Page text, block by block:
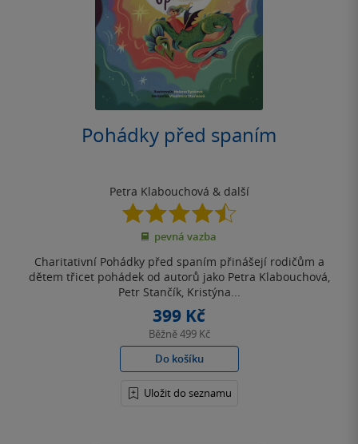
Pohádky před spaním
Petra Klabouchová & další
4.5
z
5
pevná vazba
Charitativní Pohádky před spaním přinášejí rodičům a
dětem třicet pohádek od autorů jako Petra Klabouchová,
Petr Stančík, Kristýna...
399 Kč
Běžně499 Kč
Do košíku
Uložit do seznamu